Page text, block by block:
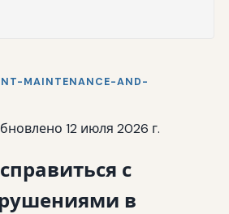
MAINTENANCE-AND-
12 июля 2026 г.
с
в